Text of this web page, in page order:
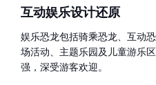
互动娱乐设计还原
娱乐恐龙包括骑乘恐龙、互动
场活动、主题乐园及儿童游乐
强，深受游客欢迎。